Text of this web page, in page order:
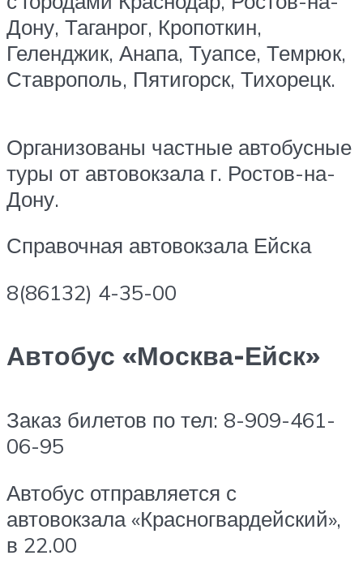
Дону, Таганрог, Кропоткин,
Геленджик, Анапа, Туапсе, Темрюк,
Ставрополь, Пятигорск, Тихорецк.
Организованы частные автобусные
туры от автовокзала г. Ростов-на-
Дону.
Справочная автовокзала Ейска
8(86132) 4-35-00
Автобус «Москва-Ейск»
Заказ билетов по тел: 8-909-461-
06-95
Автобус отправляется с
автовокзала «Красногвардейский»,
в 22.00